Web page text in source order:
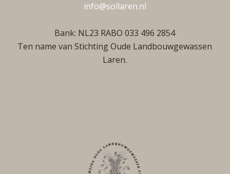
info@sollaren.nl
Bank: NL23 RABO 033 496 2854
Ten name van Stichting Oude Landbouwgewassen
Laren.